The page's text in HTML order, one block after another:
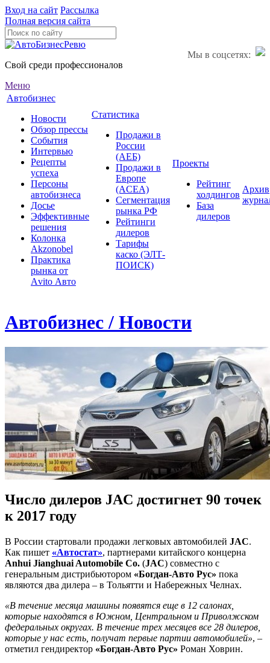
Вход на сайт Рассылка
Полная версия сайта
Мы в соцсетях:
Свой среди профессионалов
Меню
Автобизнес
Новости
Обзор прессы
События
Интервью
Рецепты
успеха
Персоны
автобизнеса
Досье
Эффективные
решения
Колонка
Akzonobel
Практика
рынка от
Аvito Авто
Статистика
Продажи в
России
(АЕБ)
Продажи в
Европе
(ACEA)
Сегментация
рынка РФ
Рейтинги
дилеров
Тарифы
каско (ЭЛТ-
ПОИСК)
Проекты
Рейтинг
холдингов
База
дилеров
Архив
Автобизнес / Новости
Число дилеров JAC достигнет 90 точек
к 2017 году
В России стартовали продажи легковых автомобилей JAC.
Как пишет «Автостат», партнерами китайского концерна
Anhui Jianghuai Automobile Co. (JAC) совместно с
генеральным дистрибьютором «Богдан-Авто Рус» пока
являются два дилера – в Тольятти и Набережных Челнах.
«В течение месяца машины появятся еще в 12 салонах,
которые находятся в Южном, Центральном и Приволжском
федеральных округах. В течение трех месяцев все 28 дилеров,
которые у нас есть, получат первые партии автомобилей», –
отметил гендиректор «Богдан-Авто Рус» Роман Ховрин.